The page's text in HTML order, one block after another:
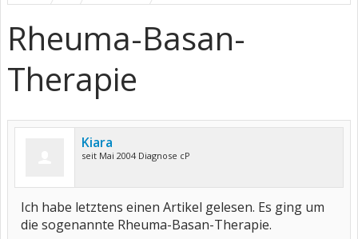
Rheuma-Basan-
Therapie
Kiara
seit Mai 2004 Diagnose cP
Ich habe letztens einen Artikel gelesen. Es ging um
die sogenannte Rheuma-Basan-Therapie.